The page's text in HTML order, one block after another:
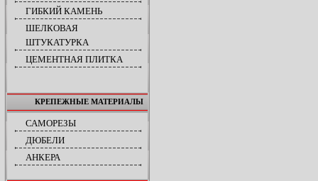
ГИБКИЙ КАМЕНЬ
ШЕЛКОВАЯ
ШТУКАТУРКА
ЦЕМЕНТНАЯ ПЛИТКА
КРЕПЕЖНЫЕ МАТЕРИАЛЫ
САМОРЕЗЫ
ДЮБЕЛИ
АНКЕРА